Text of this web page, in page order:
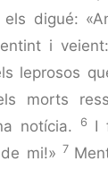
digué:
i veient:
leprosos
morts
notícia.
6 I
mi!» 7